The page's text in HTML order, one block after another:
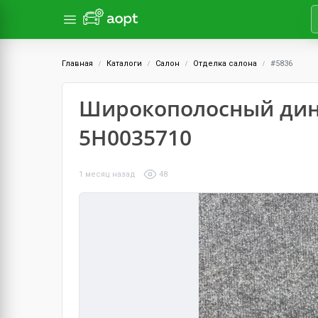
Главная Каталоги Салон Отделка салона #5836
Широкополосный
5H0035710
1 месяц назад 48